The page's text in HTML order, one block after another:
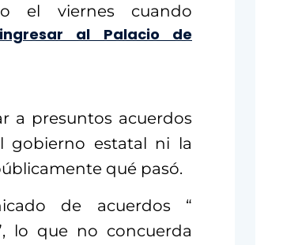
el viernes cuando
al Palacio de
a presuntos acuerdos
gobierno estatal ni la
qué pasó.
de acuerdos “
lo que no concuerda